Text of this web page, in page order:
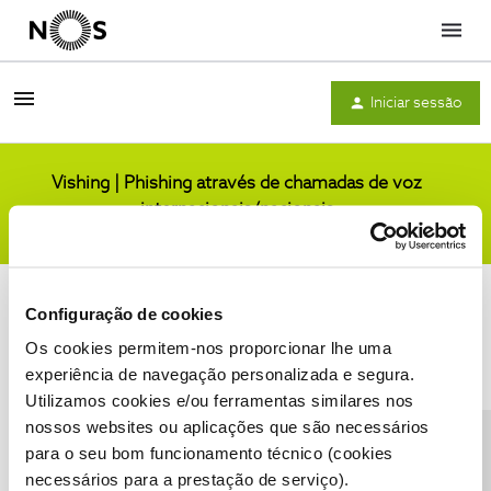
Configuração de cookies
Os cookies permitem-nos proporcionar lhe uma
experiência de navegação personalizada e segura.
Utilizamos cookies e/ou ferramentas similares nos
nossos websites ou aplicações que são necessários
para o seu bom funcionamento técnico (cookies
necessários para a prestação de serviço).
Menu
Iniciar sessão
Vishing | Phishing através de chamadas de voz
internacionais/nacionais
Condições do Fórum NOS Accessibility statement